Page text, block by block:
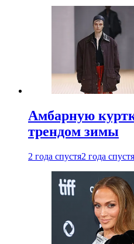
Амбарную
трендом зимы
2 года спустя2 года спустя